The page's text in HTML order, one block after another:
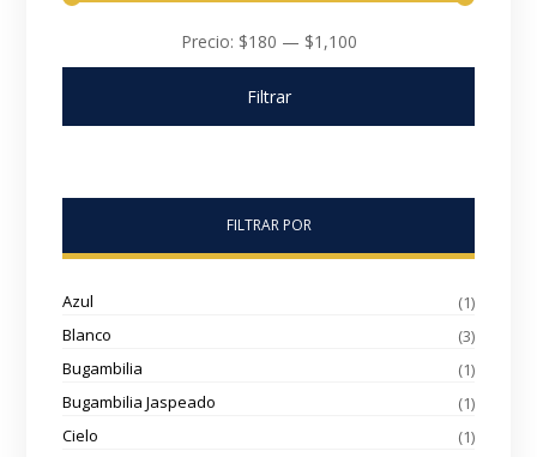
Filtrar
Precio: $180 — $1,100
FILTRAR POR
Azul
(1)
Blanco
(3)
Bugambilia
(1)
Bugambilia Jaspeado
(1)
Cielo
(1)